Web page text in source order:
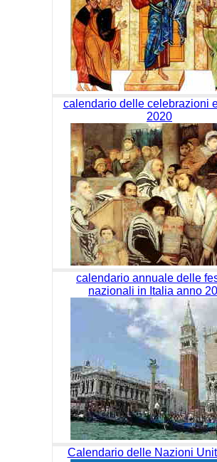
calendario delle celebrazioni
2020
calendario annuale delle
nazionali in Italia anno
Calendario delle Nazioni